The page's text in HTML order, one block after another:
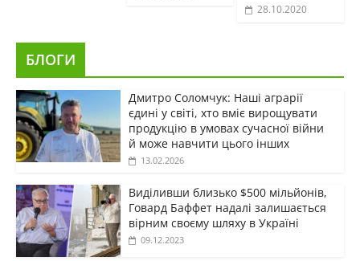
28.10.2020
БЛОГИ
Дмитро Соломчук: Наші аграрії
єдині у світі, хто вміє вирощувати
продукцію в умовах сучасної війни
й може навчити цього інших
13.02.2026
Виділивши близько $500 мільйонів,
Говард Баффет надалі залишається
вірним своєму шляху в Україні
09.12.2023